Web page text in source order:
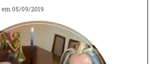
em 05/09/2019